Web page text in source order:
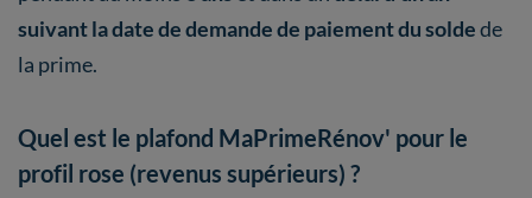
suivant la date de demande de paiement du soldede
la prime.
Quel est le plafond MaPrimeRénov' pour le
profil rose (revenus supérieurs) ?